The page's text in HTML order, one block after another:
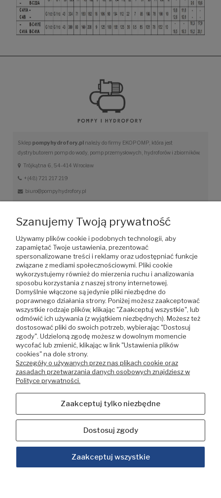
Sklep pompyhydrofory.pl należy do firmy EKOPOMP, która jest
dystrybutorem pomp do wody, pomp przemysłowych, hydroforów i zbiorników.
Trójkątna 6, 54-414 Wrocław
+(48) 721 217 219
biuro@pompyhydrofory.pl
Polityka prywatności
Formy płatności
Metody i koszty dostawy
O firmie
Pomoc
Dodatkowe kategorie
Kontakt z nami
Pliki do pobrania
Ustawienia plików cookies
Twoje zamówienia
Ustawienia konta
Szanujemy Twoją prywatność
Używamy plików cookie i podobnych technologii, aby
zapamiętać Twoje ustawienia, prezentować
spersonalizowane treści i reklamy oraz udostępniać funkcje
związane z mediami społecznościowymi. Pliki cookie
wykorzystujemy również do mierzenia ruchu i analizowania
sposobu korzystania z naszej strony internetowej.
Domyślnie włączone są jedynie pliki niezbędne do
poprawnego działania strony. Poniżej możesz zaakceptować
wszystkie rodzaje plików, klikając "Zaakceptuj wszystkie", lub
odmówić ich używania (z wyjątkiem niezbędnych). Możesz też
dostosować pliki do swoich potrzeb, wybierając "Dostosuj
zgody". Udzieloną zgodę możesz w dowolnym momencie
wycofać lub zmienić, klikając w link "Ustawienia plików
cookies" na dole strony.
Szczegóły o używanych przez nas plikach cookie oraz
zasadach przetwarzania danych osobowych znajdziesz w
Polityce prywatności.
Zaakceptuj tylko niezbędne
Dostosuj zgody
Zaakceptuj wszystkie